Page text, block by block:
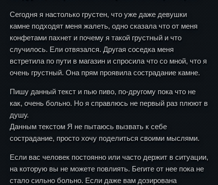
Сегодня я настолько грустен, что уже даже девушки
камне подходят меня жалеть, одно сказала что от меня
конфетами пахнет и почему я такой грустный и что
случилось. Ели отвязался. Другая соседка меня
встретила по пути в магазин и спросила что со мной, что я
очень грустный. Она прям проявила сострадание камне.
Пишу данный текст и пью пиво, по-другому пока что не
как, очень больно. Но я справлюсь не первый раз плюют в
душу.
Данным текстом Я не пытаюсь вызвать к себе
сострадание, просто хочу поделиться своими мыслями.
Если вас человек постоянно или часто держит в ситуации,
на которую вы не можете повлиять. Бегите от нее пока не
стало сильно больно. Если даже вам дозирована